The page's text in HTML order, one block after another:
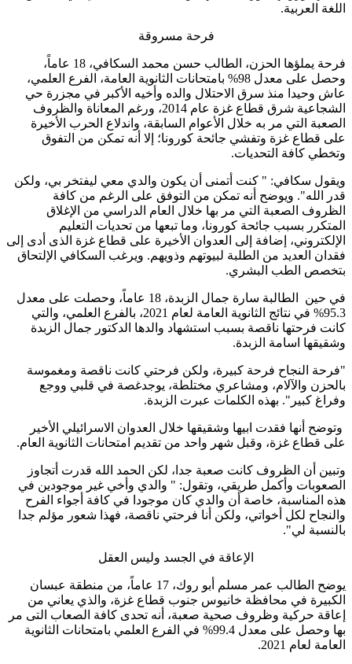
اللغة العربية.
فرحة مسروقة
فرحة يملؤها الحزن، الطالب حسن محمد السكافي، 18 عاماً،
وحصل على معدل 98% بامتحانات الثانوية العامة، الفرع العلمي،
عاش وحيدا منذ سرق الاحتلال والده وأخيه الأكبر في مجزرة حي
الشجاعية شرق قطاع غزة عام 2014، ورغم المعاناة والظروف
الصعبة التي مر به خلال الأعوام السابقة، واندلاع الحرب الأخيرة
على قطاع غزة وتفشي جائحة كورونا؛ إلا أنه تمكن من التفوق
وتخطي كافة التحديات.
ويقول سكافي: " كنت أتمنى أن يكون والدي معي ليفتخر بي، ولكن
قدر الله". ويوضح أنه تمكن من التوفق على الرغم من كافة
الظروف الصعبة التي مر بها خلال العام الدراسي من الإغلاق
المتكرر بسبب جائحة كورونا، وما تبعها من تحديات التعليم
الإلكتروني، إضافة إلى العدوان الأخيرة على قطاع غزة الذى أدى إلى
فقدان العديد من الطلبة لبيوتهم وذويهم. ويرغب السكافي الإلتحاق
بتخصص الطب البشري.
في حين الطالبة سارة جمال الزبدة، 18 عاماً، وحصلت على معدل
95.3% في نتائج الثانوية العامة لعام 2021، بالفرع العلمي، والتي
كانت فرحتها ناقصة بسبب استشهاد والدها الدكتور جمال الزبدة
وشقيقها اسامة الزبدة.
"فرحة النجاح فرحة كبيرة، ولكن فرحتي كانت ناقصة ومغموسة
بالحزن والآلام، ومشاعري مختلطة، يوجدغصة في قلبي ووجع
وفراغ كبير". بهذه الكلمات عبرت الزبدة.
وتوضح أنها فقدت ابيها وشقيقها خلال العدوان الاسرائيلي الأخير
على قطاع غزة، وقبل شهر واحد من تقديم امتحانات الثانوية العام.
وتبين أن الظروف كانت صعبة جدا، لكن الحمد الله قدرت أتجاوز
الصعوبات وأكمل طريقي، وتقول: " والدي وأخي غير موجودين في
هذه المناسبة، خاصة أن والدي كان موجودا في كافة أجواء الفرح
والنجاح لكل أخواتي، ولكن أنا فرحتي ناقصة، فهذا شعور مؤلم جدا
بالنسبة لي".
الإعاقة في الجسد وليس العقل
يوضح الطالب عمر مسلم أبو روك، 17 عاماً، من منطقة عبسان
الكبيرة في محافظة خانيوس جنوب قطاع غزة، والذي يعاني من
إعاقة حركية وظروف صحية صعبة، أنه تحدى كافة الصعاب التى مر
بها وحصل على معدل 99.4% في الفرع العلمي بامتحانات الثانوية
العامة لعام 2021.